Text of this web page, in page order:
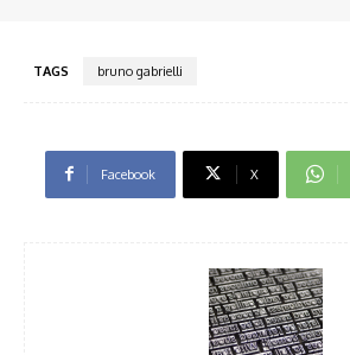
TAGS bruno gabrielli
Facebook X